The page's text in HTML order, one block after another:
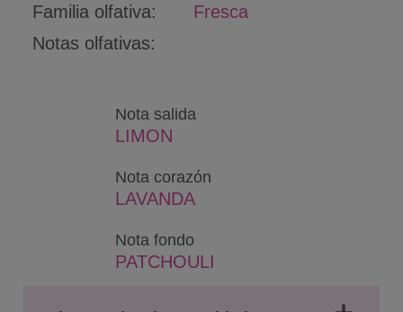
Familia olfativa:
Fresca
Notas olfativas:
Nota salida
LIMON
Nota corazón
LAVANDA
Nota fondo
PATCHOULI